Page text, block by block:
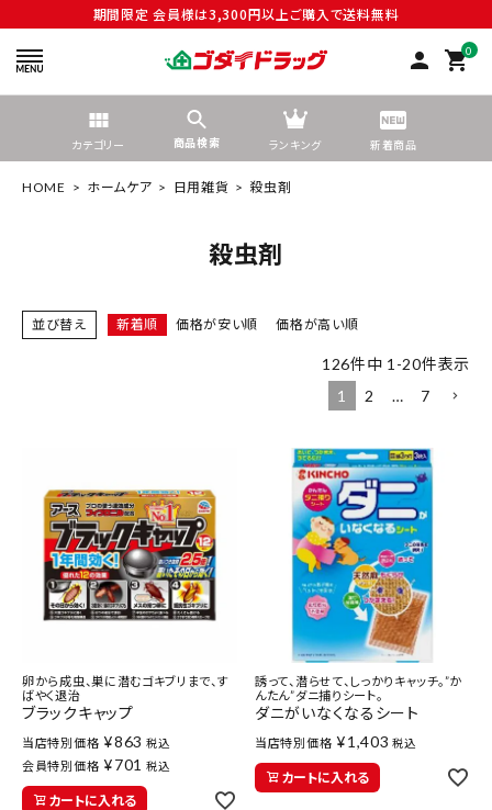
期間限定 会員様は3,300円以上ご購入で送料無料
person 0
shopping_cart
カテゴリー 商品検索 ランキング 新着商品
ログイン person
新着商品
健康食品
化粧品
HOME ホームケア 日用雑貨 殺虫剤
殺虫剤
並び替え 新着順 価格が安い順 価格が高い順
126件中 1 -20件表示
1
2 … 7
卵から成虫、巣に潜むゴキブリまで、す
ばやく退治
ブラックキャップ
当店特別価格 ¥863 税込
会員特別価格 ¥701 税込
カートに入れる
誘って、潜らせて、しっかりキャッチ。”か
んたん”ダニ捕りシート。
ダニがいなくなるシート
当店特別価格 ¥1,403 税込
カートに入れる